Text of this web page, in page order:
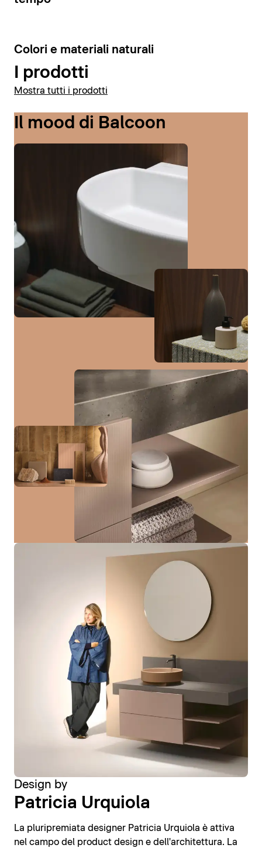
6
Colori e materiali naturali
I prodotti
Mostra tutti i prodotti
Il mood di Balcoon
Design by
Patricia Urquiola
La pluripremiata designer Patricia Urquiola è attiva
nel campo del product design e dell'architettura. La